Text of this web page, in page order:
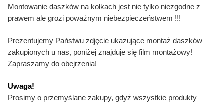
Montowanie daszków na kołkach jest nie tylko niezgodne z
prawem ale grozi poważnym niebezpieczeństwem !!!
Prezentujemy Państwu zdjęcie ukazujące montaż daszków
zakupionych u nas, poniżej znajduje się film montażowy!
Zapraszamy do obejrzenia!
Uwaga!
Prosimy o przemyślane zakupy, gdyż wszystkie produkty